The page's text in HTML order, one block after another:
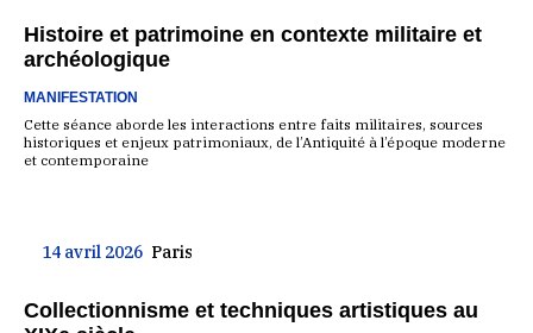
Histoire et patrimoine en contexte militaire et
archéologique
MANIFESTATION
Cette séance aborde les interactions entre faits militaires, sources
historiques et enjeux patrimoniaux, de l’Antiquité à l’époque moderne
et contemporaine
14 avril 2026 Paris
Collectionnisme et techniques artistiques au